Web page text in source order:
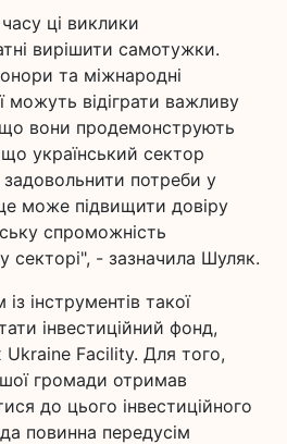
ці виклики
вирішити самотужки.
та міжнародні
можуть відіграти важливу
вони продемонструють
український сектор
потреби у
це може підвищити довіру
спроможність
секторі", - зазначила Шуляк.
інструментів такої
інвестиційний фонд,
Facility. Для того,
громади отримав
до цього інвестиційного
повинна передусім